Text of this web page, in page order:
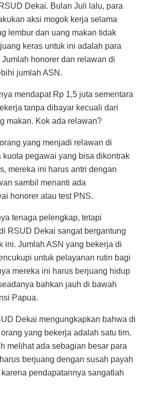
Dekai. Bulan Juli lalu, para
aksi mogok kerja selama
lembur dan uang makan tidak
keras untuk ini adalah para
honorer dan relawan di
jumlah ASN.
mendapat Rp 1,5 juta sementara
tanpa dibayar kecuali dari
makan. Kok ada relawan?
yang menjadi relawan di
kuota pegawai yang bisa dikontrak
mereka ini harus antri dengan
sambil menanti ada
honorer atau test PNS.
tenaga pelengkap, tetapi
RSUD Dekai sangat bergantung
ini. Jumlah ASN yang bekerja di
untuk pelayanan rutin bagi
mereka ini harus berjuang hidup
bahkan jauh di bawah
Papua.
Dekai mengungkapkan bahwa di
yang bekerja adalah satu tim.
melihat ada sebagian besar para
berjuang dengan susah payah
pendapatannya sangatlah